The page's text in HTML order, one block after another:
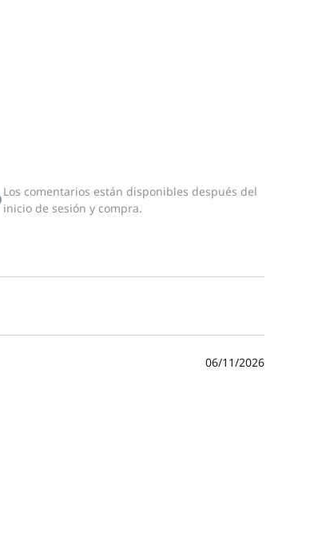
Los comentarios están disponibles después del
inicio de sesión y compra.
06/11/2026